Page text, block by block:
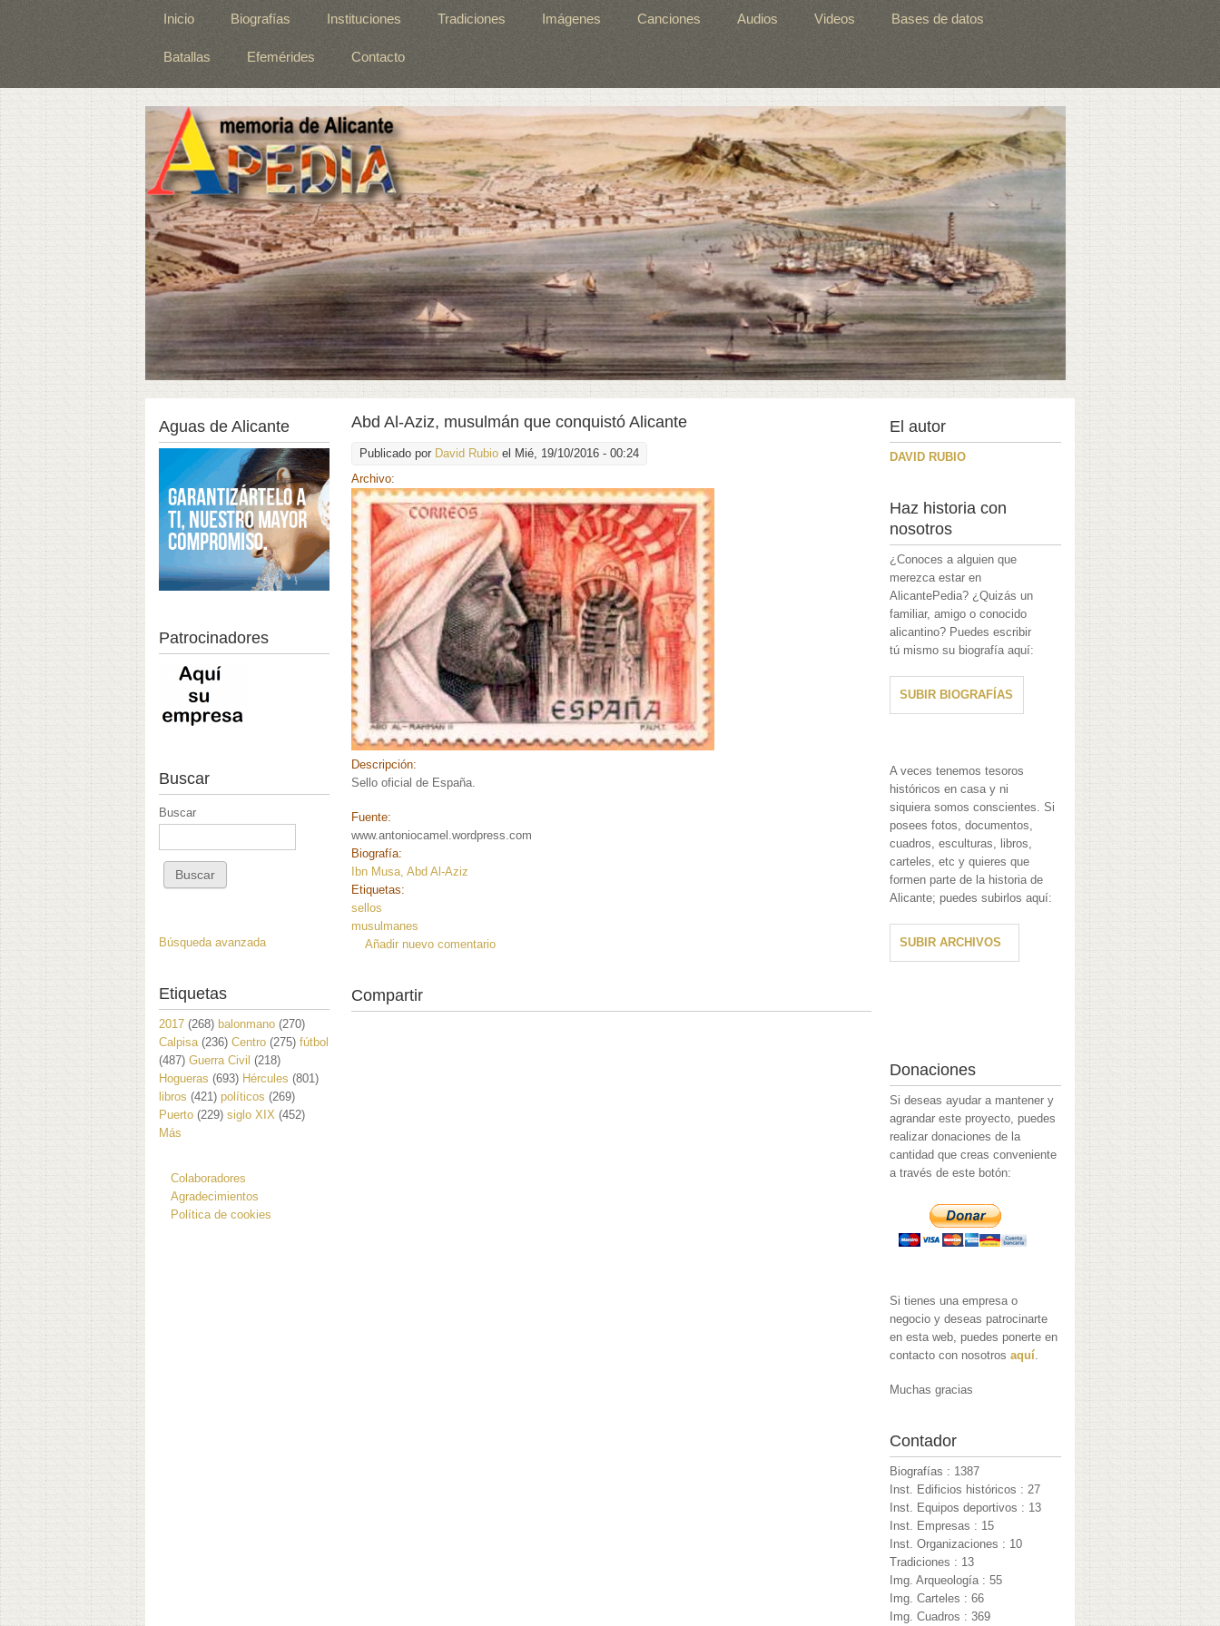
Inicio Biografías Instituciones Tradiciones Imágenes Canciones Audios Videos Bases de datos
Batallas Efemérides Contacto
Abd Al-Aziz, musulmán que conquistó Alicante
Publicado por David Rubio el Mié, 19/10/2016 - 00:24
Archivo:
Descripción:
Sello oficial de España.
Fuente:
www.antoniocamel.wordpress.com
Biografía:
Ibn Musa, Abd Al-Aziz
Etiquetas:
sellos
musulmanes
Añadir nuevo comentario
Compartir
Aguas de Alicante
Patrocinadores
Buscar
Buscar
Búsqueda avanzada
Etiquetas
2017 (268) balonmano (270)
Calpisa (236) Centro (275) fútbol
(487) Guerra Civil (218)
Hogueras (693) Hércules (801)
libros (421) políticos (269)
Puerto (229) siglo XIX (452)
Más
Colaboradores
Agradecimientos
Política de cookies
El autor
DAVID RUBIO
Haz historia con
nosotros
¿Conoces a alguien que
merezca estar en
AlicantePedia? ¿Quizás un
familiar, amigo o conocido
alicantino? Puedes escribir
tú mismo su biografía aquí:
SUBIR BIOGRAFÍAS
A veces tenemos tesoros
históricos en casa y ni
siquiera somos conscientes. Si
posees fotos, documentos,
cuadros, esculturas, libros,
carteles, etc y quieres que
formen parte de la historia de
Alicante; puedes subirlos aquí:
SUBIR ARCHIVOS
Donaciones
Si deseas ayudar a mantener y
agrandar este proyecto, puedes
realizar donaciones de la
cantidad que creas conveniente
a través de este botón:
Si tienes una empresa o
negocio y deseas patrocinarte
en esta web, puedes ponerte en
contacto con nosotrosaquí.
Muchas gracias
Contador
Biografías : 1387
Inst. Edificios históricos : 27
Inst. Equipos deportivos : 13
Inst. Empresas : 15
Inst. Organizaciones : 10
Tradiciones : 13
Img. Arqueología : 55
Img. Carteles : 66
Img. Cuadros : 369